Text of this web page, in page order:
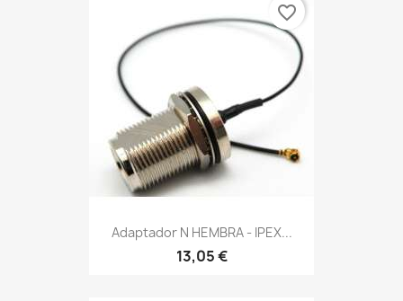
Adaptador N HEMBRA - IPEX...
13,05 €
favorite_border